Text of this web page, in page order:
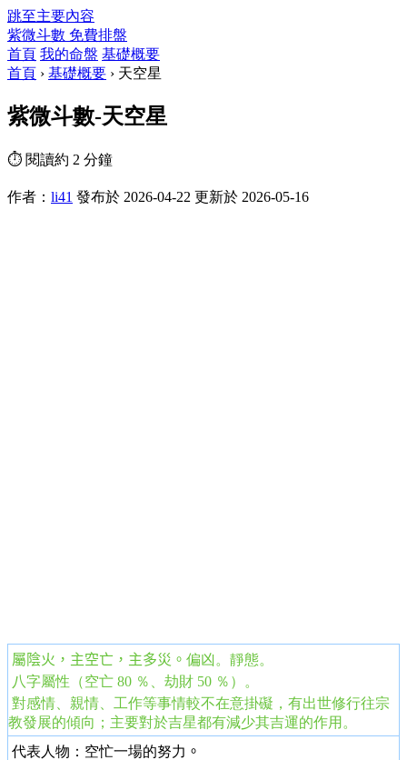
跳至主要內容
紫微斗數 免費排盤
首頁 我的命盤 基礎概要
首頁 › 基礎概要 › 天空星
紫微斗數-天空星
⏱ 閱讀約 2 分鐘
作者： li41 發布於 2026-04-22 更新於 2026-05-16
屬陰火， 主空亡 ，主多災。 偏凶。靜態。
八字屬性（空亡 80 ％、劫財 50 ％）。
對感情、親情、工作等事情較不在意掛礙，有出世修行往宗
教發展的傾向；主要對於吉星都有減少其吉運的作用。
代表人物：空忙一場的努力 。